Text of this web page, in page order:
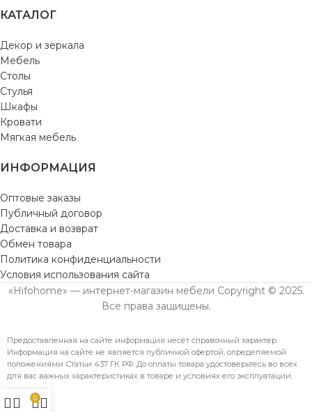
КАТАЛОГ
Декор и зеркала
Мебель
Столы
Стулья
Шкафы
Кровати
Мягкая мебель
ИНФОРМАЦИЯ
Оптовые заказы
Публичный договор
Доставка и возврат
Обмен товара
Политика конфиденциальности
Условия использования сайта
«Hifohome» — интернет-магазин мебели Copyright © 2025.
Все права защищены.
Предоставленная на сайте информация несёт справочный характер.
Информация на сайте не является публичной офертой, определяемой
положениями Статьи 437 ГК РФ. До оплаты товара удостоверьтесь во всех
для вас важных характеристиках в товаре и условиях его эксплуатации.
0